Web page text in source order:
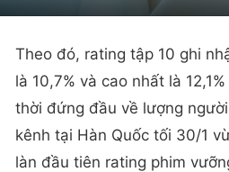
Theo đó, rating tập 10 ghi
là 10,7% và cao nhất là
thời đứng đầu về lượng
kênh tại Hàn Quốc tối 30/1
làn đầu tiên rating phim